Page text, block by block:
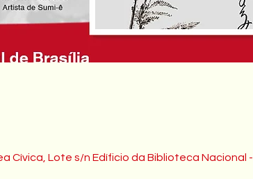
Cívica, Lote s/n Edíficio da Biblioteca Nacional -